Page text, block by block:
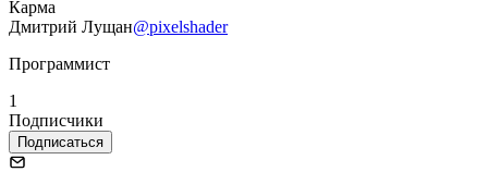
Карма
Дмитрий Лущан@pixelshader
Программист
1
Подписчики
Подписаться